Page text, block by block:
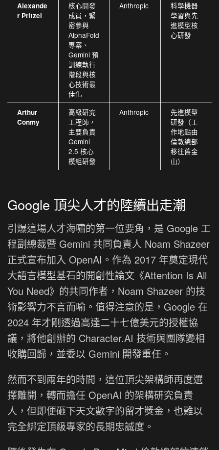
Alexande
r Pritzel
核心開發
成員，緊
密參與
AlphaFold
專案、
Gemini 預
訓練執行
階段與核
心技術最
佳化
Anthropic
科學機器
學習與先
進模型核
心研發
Arthur
Conmy
高級研究
工程師，
主要負責
Gemini
2.5 核心
模組研發
Anthropic
先進模型
研發（工
作地點由
倫敦總部
移往舊金
山）
Google 頂尖人才的陸續出走潮
引爆這場人才海嘯的第一位要角，是 Google 工
程副總裁暨 Gemini 共同負責人 Noam Shazeer
正式宣布加入 OpenAI。作為 2017 年奠定現代
大語言模型基石的開創性論文《Attention Is All
You Need》的共同作者，Noam Shazeer 的技
術影響力不言而喻。值得注意的是，Google 在
2024 年才剛透過高達二十七億美元的授權協
議，將他創辦的 Character.AI 技術與團隊變相
收購回歸，並委以 Gemini 開發重任。
然而不到兩年的時間，這位頂尖架構師再度選
擇離開，轉而擔任 OpenAI 的架構研究負責
人，但即便砸下天文數字的留才獎金，也難以
完全綁定頂級專家的長期忠誠度。